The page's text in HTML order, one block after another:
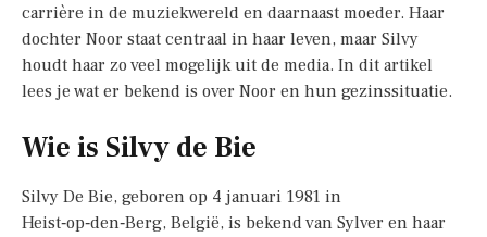
carrière in de muziekwereld en daarnaast moeder. Haar
dochter Noor staat centraal in haar leven, maar Silvy
houdt haar zo veel mogelijk uit de media. In dit artikel
lees je wat er bekend is over Noor en hun gezinssituatie.
Wie is Silvy de Bie
Silvy De Bie, geboren op 4 januari 1981 in
Heist‑op‑den‑Berg, België, is bekend van Sylver en haar